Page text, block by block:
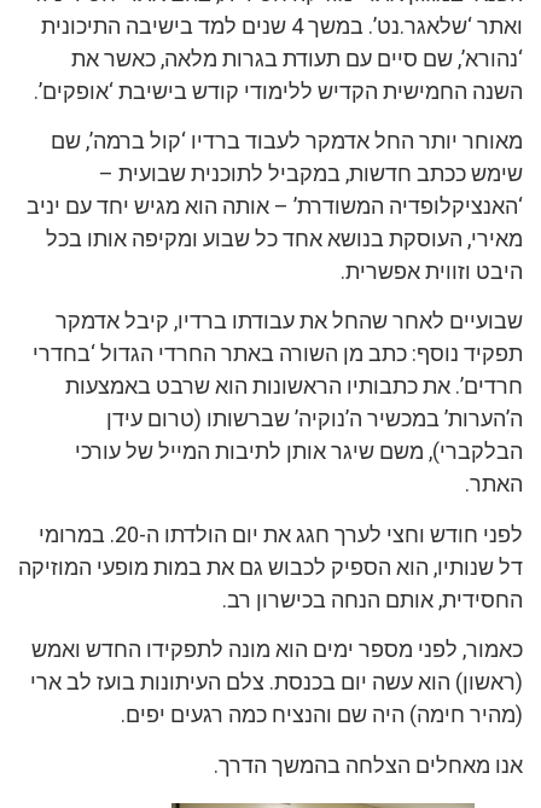
ואתר ‘שלאגר.נט’. במשך 4 שנים למד בישיבה התיכונית
‘נהורא’, שם סיים עם תעודת בגרות מלאה, כאשר את
השנה החמישית הקדיש ללימודי קודש בישיבת ‘אופקים’.
מאוחר יותר החל אדמקר לעבוד ברדיו ‘קול ברמה’, שם
שימש ככתב חדשות, במקביל לתוכנית שבועית –
‘האנציקלופדיה המשודרת’ – אותה הוא מגיש יחד עם יניב
מאירי, העוסקת בנושא אחד כל שבוע ומקיפה אותו בכל
היבט וזווית אפשרית.
שבועיים לאחר שהחל את עבודתו ברדיו, קיבל אדמקר
תפקיד נוסף: כתב מן השורה באתר החרדי הגדול ‘בחדרי
חרדים’. את כתבותיו הראשונות הוא שרבט באמצעות
ה’הערות’ במכשיר ה’נוקיה’ שברשותו (טרום עידן
הבלקברי), משם שיגר אותן לתיבות המייל של עורכי
האתר.
לפני חודש וחצי לערך חגג את יום הולדתו ה-20. במרומי
דל שנותיו, הוא הספיק לכבוש גם את במות מופעי המוזיקה
החסידית, אותם הנחה בכישרון רב.
כאמור, לפני מספר ימים הוא מונה לתפקידו החדש ואמש
(ראשון) הוא עשה יום בכנסת. צלם העיתונות בועז לב ארי
(מהיר חימה) היה שם והנציח כמה רגעים יפים.
אנו מאחלים הצלחה בהמשך הדרך.